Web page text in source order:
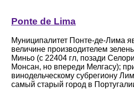
Ponte de Lima
Муниципалитет Понте-де-Лима
величине производителем
Миньо (с 22404 гл, позади
Монсан, но впереди Мелгасу);
винодельческому субрегиону
самый старый город в